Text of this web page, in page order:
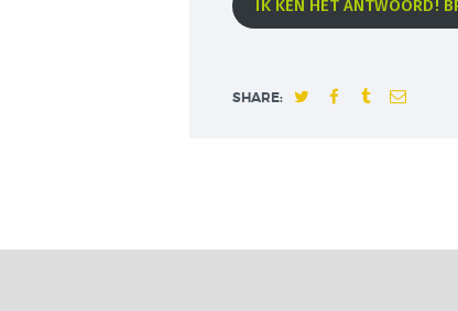
IK KEN HET ANTWOORD!
SHARE: